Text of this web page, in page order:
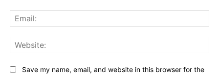
Save my name, email, and website in this browser for the